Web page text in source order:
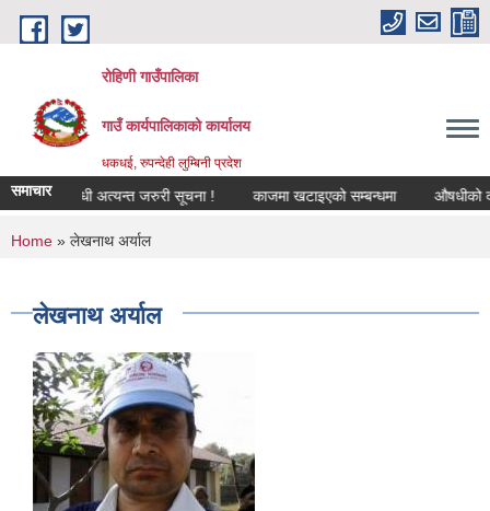
Skip to main content
रोहिणी गाउँपालिका
गाउँ कार्यपालिकाको कार्यालय
धकधई, रुपन्देही लुम्बिनी प्रदेश
समाचार
सम्बन्धी अत्यन्त जरुरी सूचना ! काजमा खटाइएको सम्बन्धमा औषधीको दररेट
You are here
Home » लेखनाथ अर्याल
लेखनाथ अर्याल